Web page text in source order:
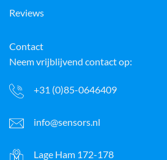
Reviews
Contact
Neem vrijblijvend contact op:
+31 (0)85-0646409
info@sensors.nl
Lage Ham 172-178